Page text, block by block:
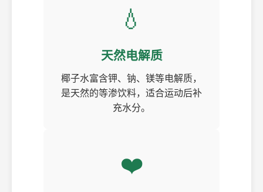
💧
天然电解质
椰子水富含钾、钠、镁等电解质，
是天然的等渗饮料，适合运动后补
充水分。
❤️